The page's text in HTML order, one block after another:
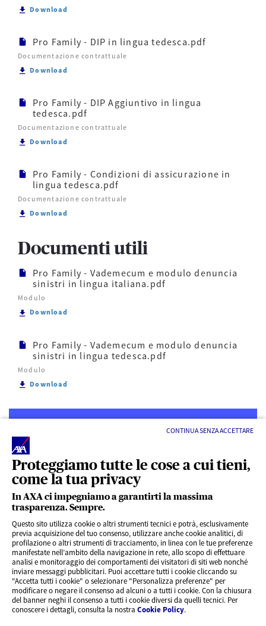
Proteggiamo tutte le cose a cui tieni,
come la tua privacy
In AXA ci impegniamo a garantirti la massima
trasparenza. Sempre.
Questo sito utilizza cookie o altri strumenti tecnici e potrà, esclusivamente
previa acquisizione del tuo consenso, utilizzare anche cookie analitici, di
profilazione o altri strumenti di tracciamento, in linea con le tue preferenze
manifestate nell’ambito della navigazione in rete, allo scopo di effettuare
analisi e monitoraggio dei comportamenti dei visitatori di siti web nonché
inviare messaggi pubblicitari. Puoi accettare tutti i cookie cliccando su
"Accetta tutti i cookie" o selezionare "Personalizza preferenze" per
modificare o negare il consenso ad alcuni o a tutti i cookie. Con la chiusura
del banner neghi il consenso a tutti i cookie diversi da quelli tecnici. Per
conoscere i dettagli, consulta la nostra Cookie Policy.
CONTINUA SENZA ACCETTARE
Download
Pro Family - DIP in lingua tedesca.pdf
Documentazione contrattuale
Download
Pro Family - DIP Aggiuntivo in lingua
tedesca.pdf
Documentazione contrattuale
Download
Pro Family - Condizioni di assicurazione in
lingua tedesca.pdf
Documentazione contrattuale
Download
Documenti utili
Pro Family - Vademecum e modulo denuncia
sinistri in lingua italiana.pdf
Modulo
Download
Pro Family - Vademecum e modulo denuncia
sinistri in lingua tedesca.pdf
Modulo
Download
LINK UTILI
ACCESSO VELOCE
SERVIZI AL CLIENTE
CHI SIAMO